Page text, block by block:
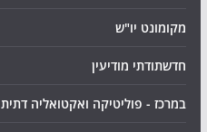
מקומונט יו"ש
חדשתודתי מודיעין
במרכז - פוליטיקה ואקטואליה דתית